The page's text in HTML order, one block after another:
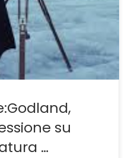
islandese Hlynur
perché raramente
su
…